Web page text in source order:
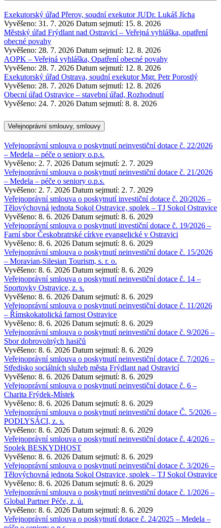
Exekutorský úřad Přerov, soudní exekutor JUDr. Lukáš Jícha
Vyvěšeno: 31. 7. 2026 Datum sejmutí: 15. 8. 2026
Městský úřad Frýdlant nad Ostravicí – Veřejná vyhláška, opatření
obecné povahy
Vyvěšeno: 28. 7. 2026 Datum sejmutí: 12. 8. 2026
AOPK – Veřejná vyhláška, Opatření obecné povahy
Vyvěšeno: 28. 7. 2026 Datum sejmutí: 12. 8. 2026
Exekutorský úřad Ostrava, soudní exekutor Mgr. Petr Porostlý
Vyvěšeno: 28. 7. 2026 Datum sejmutí: 12. 8. 2026
Obecní úřad Ostravice – stavební úřad, Rozhodnutí
Vyvěšeno: 24. 7. 2026 Datum sejmutí: 8. 8. 2026
Veřejnoprávní smlouvy, smlouvy
Veřejnoprávní smlouva o poskytnutí neinvestiční dotace č. 22/2026
– Medela – péče o seniory o.p.s.
Vyvěšeno: 2. 7. 2026 Datum sejmutí: 2. 7. 2029
Veřejnoprávní smlouva o poskytnutí neinvestiční dotace č. 21/2026
– Medela – péče o seniory o.p.s.
Vyvěšeno: 2. 7. 2026 Datum sejmutí: 2. 7. 2029
Veřejnoprávní smlouva o poskytnutí investiční dotace č. 20/2026 –
Tělovýchovná jednota Sokol Ostravice, spolek – TJ Sokol Ostravice
Vyvěšeno: 8. 6. 2026 Datum sejmutí: 8. 6. 2029
Veřejnoprávní smlouva o poskytnutí investiční dotace č. 19/2026 –
Farní sbor Českobratrské církve evangelické v Ostravici
Vyvěšeno: 8. 6. 2026 Datum sejmutí: 8. 6. 2029
Veřejnoprávní smlouva o poskytnutí neinvestiční dotace č. 15/2026
– Moravian-Silesian Tourism, s. r. o.
Vyvěšeno: 8. 6. 2026 Datum sejmutí: 8. 6. 2029
Veřejnoprávní smlouva o poskytnutí neinvestiční dotace č. 14 –
Sportovky Ostravice, z. s.
Vyvěšeno: 8. 6. 2026 Datum sejmutí: 8. 6. 2029
Veřejnoprávní smlouva o poskytnutí neinvestiční dotace č. 11/2026
– Římskokatolická farnost Ostravice
Vyvěšeno: 8. 6. 2026 Datum sejmutí: 8. 6. 2029
Veřejnoprávní smlouva o poskytnutí neinvestiční dotace č. 9/2026 –
Sbor dobrovolných hasičů
Vyvěšeno: 8. 6. 2026 Datum sejmutí: 8. 6. 2029
Veřejnoprávní smlouva o poskytnutí neinvestiční dotace č. 7/2026 –
Středisko sociálních služeb města Frýdlant nad Ostravicí
Vyvěšeno: 8. 6. 2026 Datum sejmutí: 8. 6. 2029
Veřejnoprávní smlouva o poskytnutí neinvestiční dotace č. 6 –
Charita Frýdek-Místek
Vyvěšeno: 8. 6. 2026 Datum sejmutí: 8. 6. 2029
Veřejnoprávní smlouva o poskytnutí neinvestiční dotace Č. 5/2026 –
PODLYSÁCI, z. s.
Vyvěšeno: 8. 6. 2026 Datum sejmutí: 8. 6. 2029
Veřejnoprávní smlouva o poskytnutí neinvestiční dotace č. 4/2026 –
Spolek BESKYDHOST
Vyvěšeno: 8. 6. 2026 Datum sejmutí: 8. 6. 2029
Veřejnoprávní smlouva o poskytnutí neinvestiční dotace č. 3/2026 –
Tělovýchovná jednota Sokol Ostravice, spolek – TJ Sokol Ostravice
Vyvěšeno: 8. 6. 2026 Datum sejmutí: 8. 6. 2029
Veřejnoprávní smlouva o poskytnutí neinvestiční dotace č. 1/2026 –
Global Partner Péče, z. ú.
Vyvěšeno: 8. 6. 2026 Datum sejmutí: 8. 6. 2029
Veřejnoprávní smlouva o poskytnutí dotace č. 24/2025 – Medela –